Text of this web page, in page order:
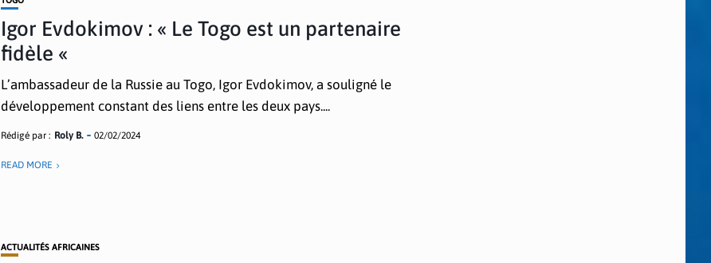
Igor Evdokimov : « Le Togo est un partenaire
fidèle «
L’ambassadeur de la Russie au Togo, Igor Evdokimov, a souligné le
développement constant des liens entre les deux pays....
Rédigé par : Roly B. 02/02/2024
READ MORE
ACTUALITÉS AFRICAINES